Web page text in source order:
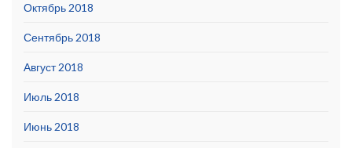
Октябрь 2018
Сентябрь 2018
Август 2018
Июль 2018
Июнь 2018